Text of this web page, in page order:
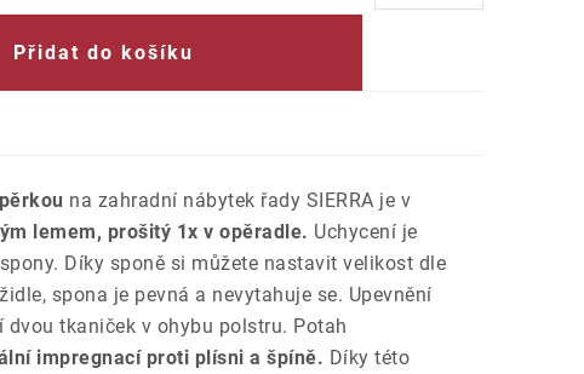
Přidat do košíku
na zahradní nábytek řady SIERRA je v
lemem, prošitý 1x v opěradle. Uchycení je
Díky sponě si můžete nastavit velikost dle
spona je pevná a nevytahuje se. Upevnění
dvou tkaniček v ohybu polstru. Potah
impregnací proti plísni a špíně. Díky této